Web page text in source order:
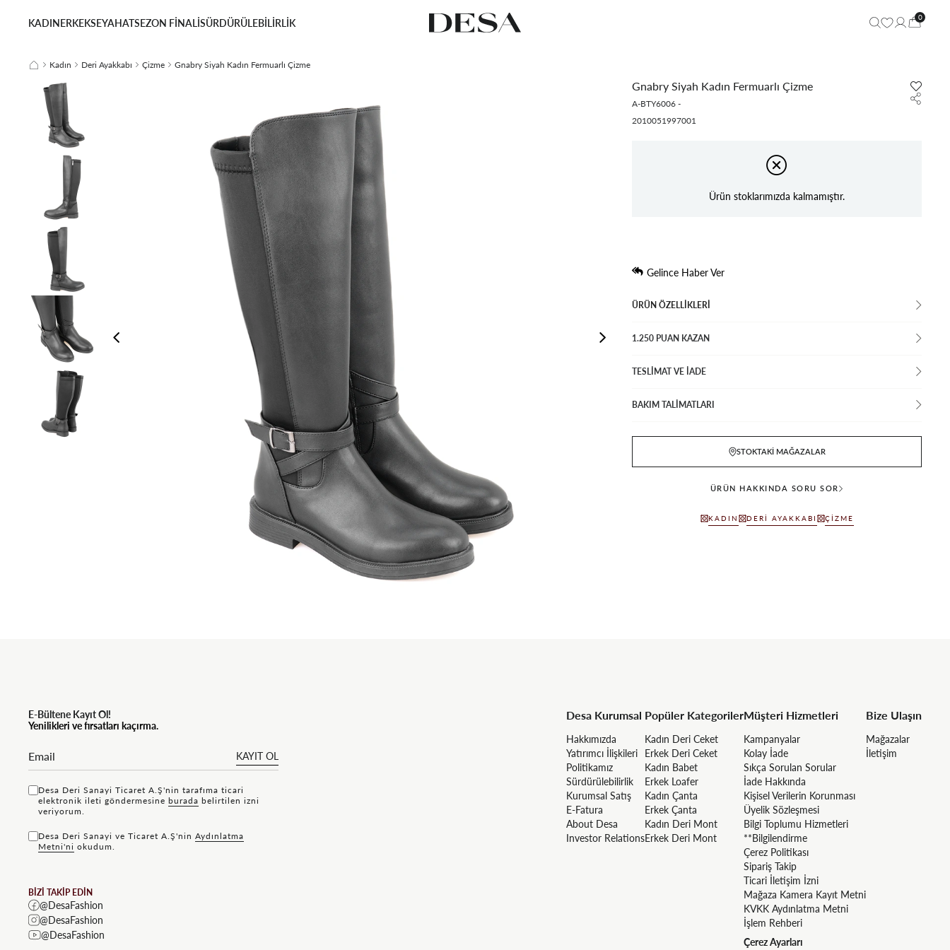
KADINERKEKSEYAHATSEZON FİNALİSÜRDÜRÜLEBİLİRLİK 0
Kadın Deri Ayakkabı Çizme Gnabry Siyah Kadın Fermuarlı Çizme
Gnabry Siyah Kadın Fermuarlı Çizme
A-BTY6006 -
2010051997001
Ürün stoklarımızda kalmamıştır.
Gelince Haber Ver
ÜRÜN ÖZELLIKLERI
1.250 PUAN KAZAN
TESLİMAT VE İADE
BAKIM TALİMATLARI
STOKTAKI MAĞAZALAR
ÜRÜN HAKKINDA SORU SOR
KADIN DERI AYAKKABI ÇIZME
E-Bültene Kayıt Ol!
Yenilikleri ve fırsatları kaçırma.
KAYIT OL
Desa Deri Sanayi Ticaret A.Ş'nin tarafıma ticari
elektronik ileti göndermesine bu rada belirtilen izni
veriyorum.
Desa Deri Sanayi ve Ticaret A.Ş'nin Aydınlatma
Metni'ni okudum.
BİZİ TAKİP EDİN
@DesaFashion
@DesaFashion
@DesaFashion
Desa Kurumsal
Hakkımızda
Yatırımcı İlişkileri
Politikamız
Sürdürülebilirlik
Kurumsal Satış
E-Fatura
About Desa
Investor Relations
Popüler Kategoriler
Kadın Deri Ceket
Erkek Deri Ceket
Kadın Babet
Erkek Loafer
Kadın Çanta
Erkek Çanta
Kadın Deri Mont
Erkek Deri Mont
Müşteri Hizmetleri
Kampanyalar
Kolay İade
Sıkça Sorulan Sorular
İade Hakkında
Kişisel Verilerin Korunması
Üyelik Sözleşmesi
Bilgi Toplumu Hizmetleri
**Bilgilendirme
Çerez Politikası
Sipariş Takip
Ticari İletişim İzni
Mağaza Kamera Kayıt Metni
KVKK Aydınlatma Metni
İşlem Rehberi
Çerez Ayarları
Bize Ulaşın
Mağazalar
İletişim